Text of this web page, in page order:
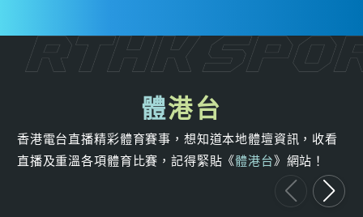
體港台
香港電台直播精彩體育賽事，想知道本地體壇資訊，收看
直播及重溫各項體育比賽，記得緊貼《體港台》網站！